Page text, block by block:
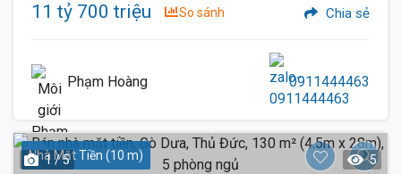
11 tỷ 700 triệu So sánh Chia sẻ
Phạm Hoàng 0911444463
Nhà Mặt Tiền (10 m)
1 / 5 5